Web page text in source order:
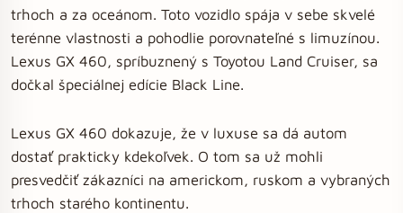
trhoch a za oceánom. Toto vozidlo spája v sebe skvelé
terénne vlastnosti a pohodlie porovnateľné s limuzínou.
Lexus GX 460, spríbuznený s Toyotou Land Cruiser, sa
dočkal špeciálnej edície Black Line.
Lexus GX 460 dokazuje, že v luxuse sa dá autom
dostať prakticky kdekoľvek. O tom sa už mohli
presvedčiť zákazníci na americkom, ruskom a vybraných
trhoch starého kontinentu.